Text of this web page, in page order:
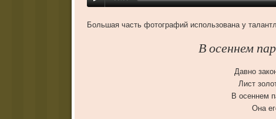
Большая часть фотографий использована у
В осеннем
Давно
Лист
В осеннем
Она